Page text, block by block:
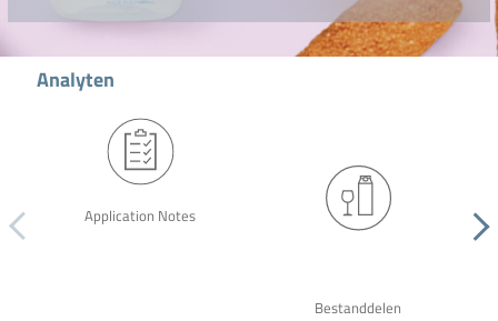
Analyten
Application Notes
Bestanddelen